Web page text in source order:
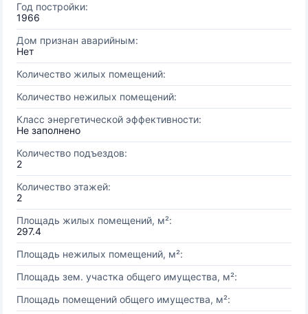
Год постройки:
1966
Дом признан аварийным:
Нет
Количество жилых помещений:
Количество нежилых помещений:
Класс энергетической эффективности:
Не заполнено
Количество подъездов:
2
Количество этажей:
2
Площадь жилых помещений, м²:
297.4
Площадь нежилых помещений, м²:
Площадь зем. участка общего имущества, м²:
Площадь помещений общего имущества, м²: